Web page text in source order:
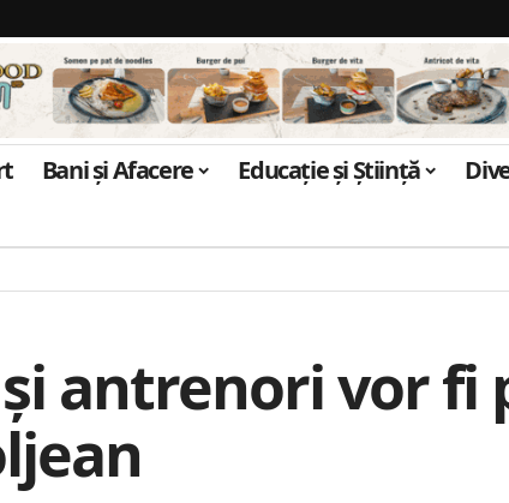
Bani și Afacere Educație și Știință
antrenori vor fi